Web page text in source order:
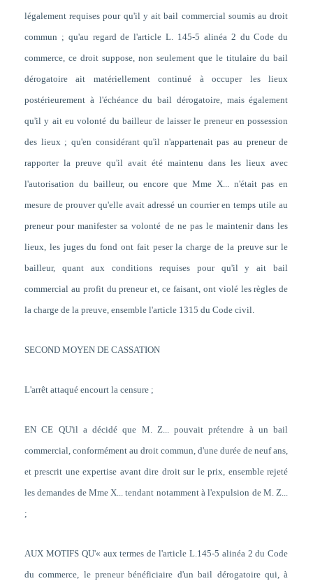
légalement requises pour qu'il y ait bail commercial soumis au droit
commun ; qu'au regard de l'article L. 145-5 alinéa 2 du Code du
commerce, ce droit suppose, non seulement que le titulaire du bail
dérogatoire ait matériellement continué à occuper les lieux
postérieurement à l'échéance du bail dérogatoire, mais également
qu'il y ait eu volonté du bailleur de laisser le preneur en possession
des lieux ; qu'en considérant qu'il n'appartenait pas au preneur de
rapporter la preuve qu'il avait été maintenu dans les lieux avec
l'autorisation du bailleur, ou encore que Mme X... n'était pas en
mesure de prouver qu'elle avait adressé un courrier en temps utile au
preneur pour manifester sa volonté de ne pas le maintenir dans les
lieux, les juges du fond ont fait peser la charge de la preuve sur le
bailleur, quant aux conditions requises pour qu'il y ait bail
commercial au profit du preneur et, ce faisant, ont violé les règles de
la charge de la preuve, ensemble l'article 1315 du Code civil.
SECOND MOYEN DE CASSATION
L'arrêt attaqué encourt la censure ;
EN CE QU'il a décidé que M. Z... pouvait prétendre à un bail
commercial, conformément au droit commun, d'une durée de neuf ans,
et prescrit une expertise avant dire droit sur le prix, ensemble rejeté
les demandes de Mme X... tendant notamment à l'expulsion de M. Z...
;
AUX MOTIFS QU'« aux termes de l'article L.145-5 alinéa 2 du Code
du commerce, le preneur bénéficiaire d'un bail dérogatoire qui, à